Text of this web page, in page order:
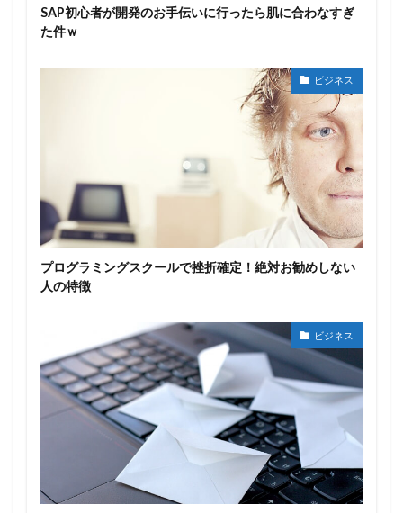
SAP初心者が開発のお手伝いに行ったら肌に合わなすぎ
た件ｗ
ビジネス
プログラミングスクールで挫折確定！絶対お勧めしない
人の特徴
ビジネス